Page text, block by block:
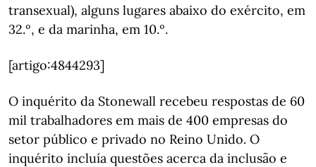
transexual), alguns lugares abaixo do exército, em
32.º, e da marinha, em 10.º.
[artigo:4844293]
O inquérito da Stonewall recebeu respostas de 60
mil trabalhadores em mais de 400 empresas do
setor público e privado no Reino Unido. O
inquérito incluía questões acerca da inclusão e